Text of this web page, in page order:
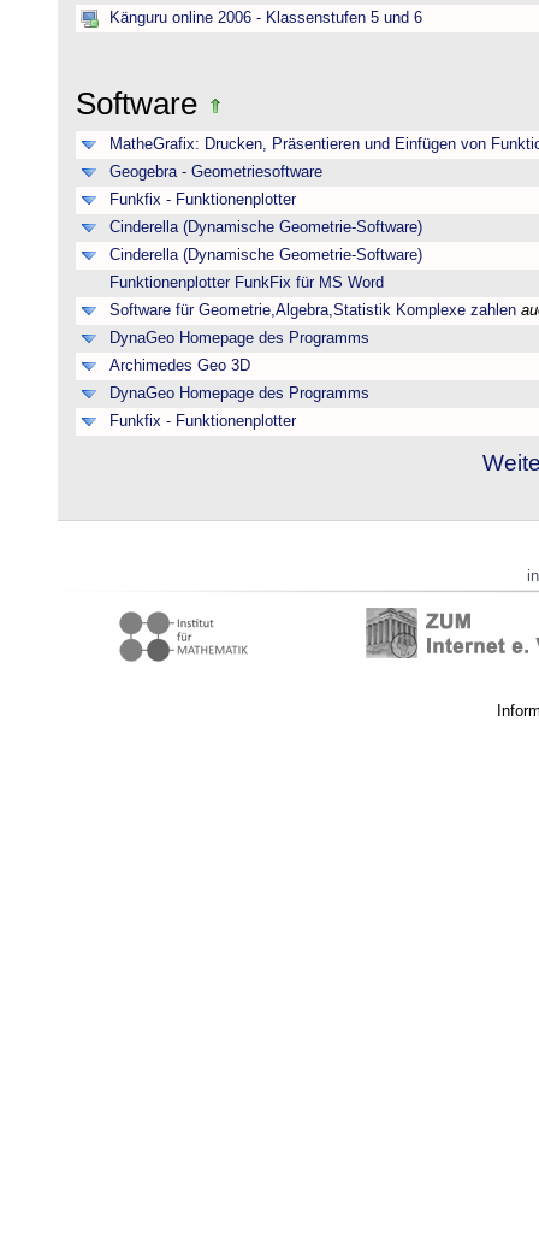
Känguru online 2006 - Klassenstufen 5 und 6
Software
MatheGrafix: Drucken, Präsentieren und Einfügen von
Geogebra - Geometriesoftware
Funkfix - Funktionenplotter
Cinderella (Dynamische Geometrie-Software)
Cinderella (Dynamische Geometrie-Software)
Funktionenplotter FunkFix für MS Word
Software für Geometrie,Algebra,Statistik Komplexe zahlen
DynaGeo Homepage des Programms
Archimedes Geo 3D
DynaGeo Homepage des Programms
Funkfix - Funktionenplotter